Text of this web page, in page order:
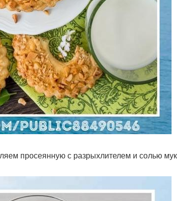
просеянную с разрыхлителем и солью